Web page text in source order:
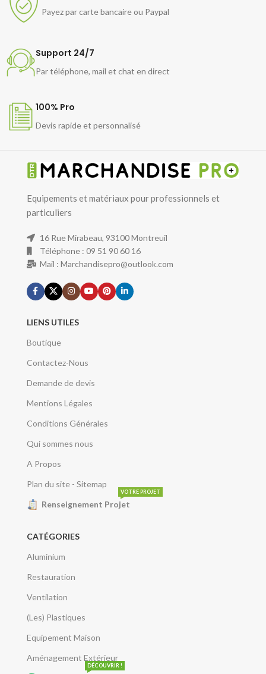
Payez par carte bancaire ou Paypal
Support 24/7
Par téléphone, mail et chat en direct
100% Pro
Devis rapide et personnalisé
Equipements et matériaux pour professionnels et
particuliers
16 Rue Mirabeau, 93100 Montreuil
Téléphone : 09 51 90 60 16
Mail : Marchandisepro@outlook.com
LIENS UTILES
Boutique
Contactez-Nous
Demande de devis
Mentions Légales
Conditions Générales
Qui sommes nous
A Propos
Plan du site - Sitemap
Renseignement Projet
VOTRE PROJET
CATÉGORIES
Aluminium
Restauration
Ventilation
(Les) Plastiques
Equipement Maison
Aménagement Extérieur
DÉCOUVRIR !